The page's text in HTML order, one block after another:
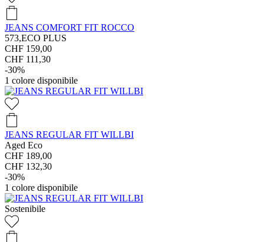
JEANS COMFORT FIT ROCCO
573,ECO PLUS
CHF 159,00
CHF 111,30
-30%
1 colore disponibile
JEANS REGULAR FIT WILLBI
Aged Eco
CHF 189,00
CHF 132,30
-30%
1 colore disponibile
Sostenibile